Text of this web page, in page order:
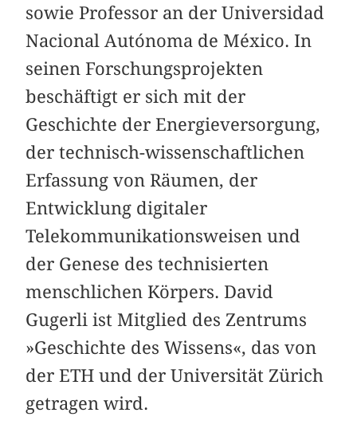
sowie Professor an der Universidad
Nacional Autónoma de México. In
seinen Forschungsprojekten
beschäftigt er sich mit der
Geschichte der Energieversorgung,
der technisch-wissenschaftlichen
Erfassung von Räumen, der
Entwicklung digitaler
Telekommunikationsweisen und
der Genese des technisierten
menschlichen Körpers. David
Gugerli ist Mitglied des Zentrums
»Geschichte des Wissens«, das von
der ETH und der Universität Zürich
getragen wird.